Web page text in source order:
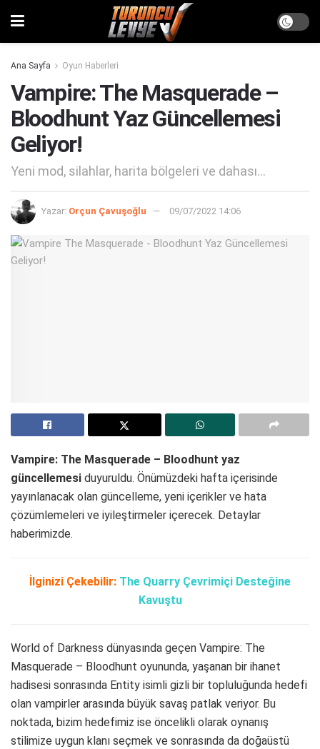
Ana Sayfa Oyun Haberleri
Vampire: The Masquerade –
Bloodhunt Yaz Güncellemesi
Geliyor!
Yeni mod, silahlar, harita bölgeleri ve dahası...
Yazar: Orçun Çavuşoğlu 09/07/2022 14:06
Vampire: The Masquerade – Bloodhunt yaz
güncellemesi duyuruldu. Önümüzdeki hafta içerisinde
yayınlanacak olan güncelleme, yeni içerikler ve hata
çözümlemeleri ve iyileştirmeler içerecek. Detaylar
haberimizde.
İlginizi Çekebilir: The Quarry Çevrimiçi Desteğine
Kavuştu
World of Darkness dünyasında geçen Vampire: The
Masquerade – Bloodhunt oyununda, yaşanan bir ihanet
hadisesi sonrasında Entity isimli gizli bir topluluğunda hedefi
olan vampirler arasında büyük savaş patlak veriyor. Bu
noktada, bizim hedefimiz ise öncelikli olarak oynanış
stilimize uygun klanı seçmek ve sonrasında da doğaüstü